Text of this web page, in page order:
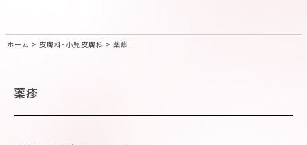
ホーム > 皮膚科･小児皮膚科 > 薬疹
薬疹